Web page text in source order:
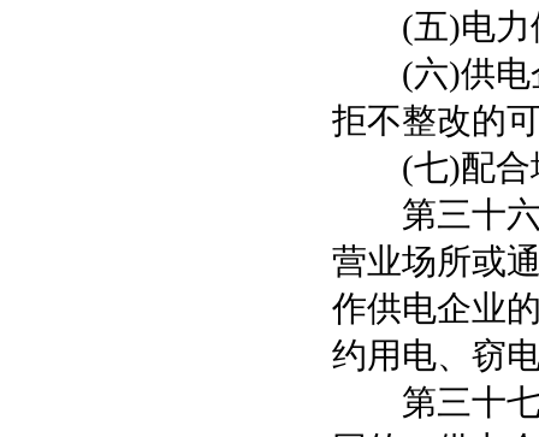
(五)电力供
(六)供电企
拒不整改的
(七)配合地
第三十六
营业场所或
作供电企业
约用电、窃
第三十七